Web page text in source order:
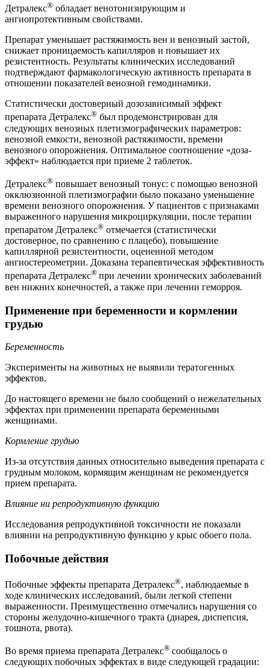
Детралекс® обладает венотонизирующим и
ангиопротективным свойствами.
Препарат уменьшает растяжимость вен и венозный застой,
снижает проницаемость капилляров и повышает их
резистентность. Результаты клинических исследований
подтверждают фармакологическую активность препарата в
отношении показателей венозной гемодинамики.
Статистически достоверный дозозависимый эффект
препарата Детралекс® был продемонстрирован для
следующих венозных плетизмографических параметров:
венозной емкости, венозной растяжимости, времени
венозного опорожнения. Оптимальное соотношение «доза-
эффект» наблюдается при приеме 2 таблеток.
Детралекс® повышает венозный тонус: с помощью венозной
окклюзионной плетизмографии было показано уменьшение
времени венозного опорожнения. У пациентов с признаками
выраженного нарушения микроциркуляции, после терапии
препаратом Детралекс® отмечается (статистически
достоверное, по сравнению с плацебо), повышение
капиллярной резистентности, оцененной методом
ангиостереометрии. Доказана терапевтическая эффективность
препарата Детралекс® при лечении хронических заболеваний
вен нижних конечностей, а также при лечении геморроя.
Применение при беременности и кормлении
грудью
Беременность
Эксперименты на животных не выявили тератогенных
эффектов.
До настоящего времени не было сообщений о нежелательных
эффектах при применении препарата беременными
женщинами.
Кормление грудью
Из-за отсутствия данных относительно выведения препарата с
грудным молоком, кормящим женщинам не рекомендуется
прием препарата.
Влияние ни репродуктивную функцию
Исследования репродуктивной токсичности не показали
влиянии на репродуктивную функцию у крыс обоего пола.
Побочные действия
Побочные эффекты препарата Детралекс®, наблюдаемые в
ходе клинических исследований, были легкой степени
выраженности. Преимущественно отмечались нарушения со
стороны желудочно-кишечного тракта (диарея, диспепсия,
тошнота, рвота).
Во время приема препарата Детралекс® сообщалось о
следующих побочных эффектах в виде следующей градации: